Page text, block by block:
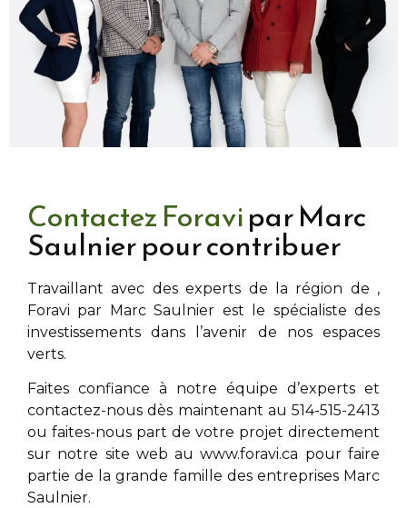
Contactez Foravipar Marc
Saulnier pour contribuer
Travaillant avec des experts de la région de ,
Foravi par Marc Saulnier est le spécialiste des
investissements dans l’avenir de nos espaces
verts.
Faites confiance à notre équipe d’experts et
contactez-nous dès maintenant au 514-515-2413
ou faites-nous part de votre projet directement
sur notre site web auwww.foravi.ca pour faire
partie de la grande famille des entreprises Marc
Saulnier.